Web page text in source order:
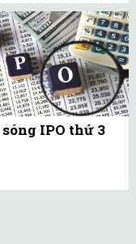
IPO thứ 3